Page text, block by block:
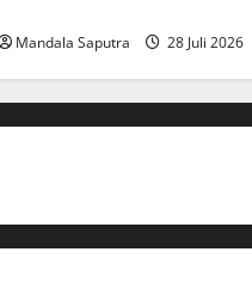
Mandala Saputra 28 Juli 2026